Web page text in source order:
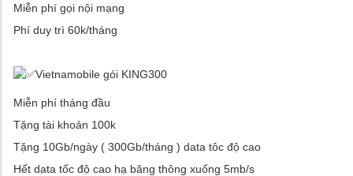
Miễn phí gọi nội mạng
Phí duy trì 60k/tháng
Vietnamobile gói KING300
Miễn phí tháng đầu
Tặng tài khoản 100k
Tặng 10Gb/ngày ( 300Gb/tháng ) data tôc độ cao
Hết data tốc độ cao hạ băng thông xuống 5mb/s